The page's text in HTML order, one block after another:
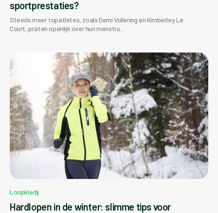
sportprestaties?
Steeds meer topatletes, zoals Demi Vollering en Kimberley Le
Court, praten openlijk over hun menstru...
Loopkledij
Hardlopen in de winter: slimme tips voor